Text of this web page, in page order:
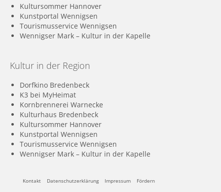
Kultursommer Hannover
Kunstportal Wennigsen
Tourismusservice Wennigsen
Wennigser Mark – Kultur in der Kapelle
Kultur in der Region
Dorfkino Bredenbeck
K3 bei MyHeimat
Kornbrennerei Warnecke
Kulturhaus Bredenbeck
Kultursommer Hannover
Kunstportal Wennigsen
Tourismusservice Wennigsen
Wennigser Mark – Kultur in der Kapelle
Kontakt Datenschutzerklärung Impressum
Fördern